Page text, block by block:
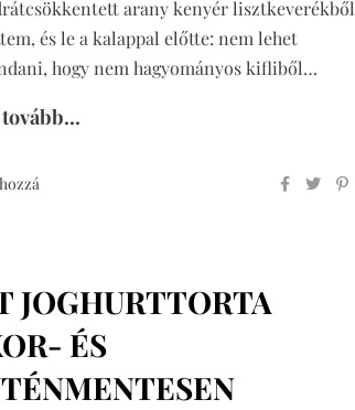
arany kenyér lisztkeverékből
és le a kalappal előtte: nem lehet
hogy nem hagyományos kifliből…
glutén-
és
cukormentesen
JOGHURTTORTA
ÉS